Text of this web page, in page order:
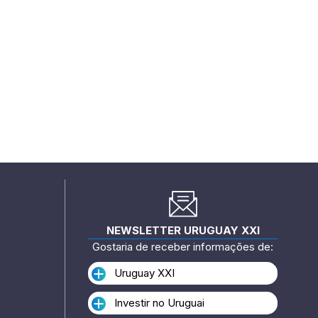
NEWSLETTER URUGUAY XXI
Gostaria de receber informações de:
Uruguay XXI
Investir no Uruguai